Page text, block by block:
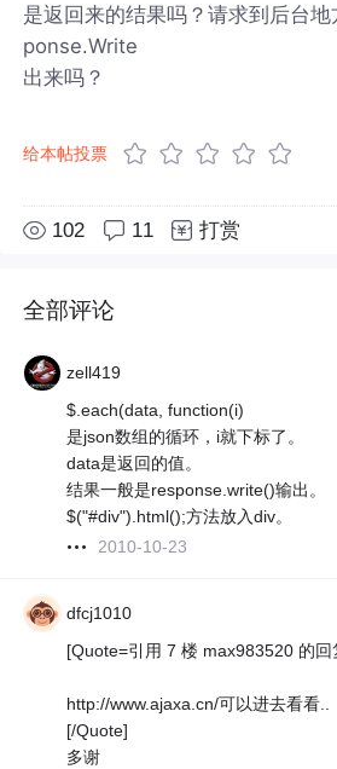
是返回来的结果吗？请求到后台
ponse.Write
出来吗？
给本帖投票
102 11 打赏
全部评论
zell419
$.each(data, function(i)
是json数组的循环，i就下标了。
data是返回的值。
结果一般是response.write()输出。
$("#div").html();方法放入div。
2010-10-23
dfcj1010
[Quote=引用 7 楼 max983520 的回
http://www.ajaxa.cn/可以进去看看..
[/Quote]
多谢